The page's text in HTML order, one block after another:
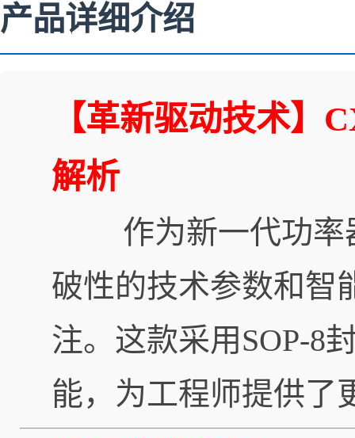
产品详细介绍
【革新驱动技术】
解析
作为新一代功率器
破性的技术参数和智
注。这款采用SOP-8
能，为工程师提供了